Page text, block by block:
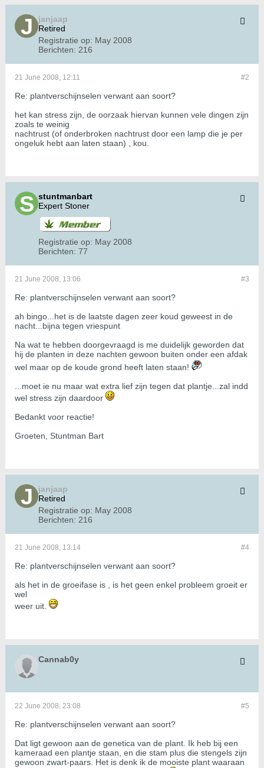
janjaap
Retired
Registratie op: May 2008
Berichten: 216
#2
21 June 2008, 12:11
Re: plantverschijnselen verwant aan soort?
het kan stress zijn, de oorzaak hiervan kunnen vele dingen zijn
zoals te weinig
nachtrust (of onderbroken nachtrust door een lamp die je per
ongeluk hebt aan laten staan) , kou.
stuntmanbart
Expert Stoner
Registratie op: May 2008
Berichten: 77
#3
21 June 2008, 13:06
Re: plantverschijnselen verwant aan soort?
ah bingo...het is de laatste dagen zeer koud geweest in de
nacht...bijna tegen vriespunt
Na wat te hebben doorgevraagd is me duidelijk geworden dat
hij de planten in deze nachten gewoon buiten onder een afdak
wel maar op de koude grond heeft laten staan!
...moet ie nu maar wat extra lief zijn tegen dat plantje...zal indd
wel stress zijn daardoor
Bedankt voor reactie!
Groeten, Stuntman Bart
janjaap
Retired
Registratie op: May 2008
Berichten: 216
#4
21 June 2008, 13:14
Re: plantverschijnselen verwant aan soort?
als het in de groeifase is , is het geen enkel probleem groeit er
wel
weer uit.
Cannab0y
#5
22 June 2008, 23:08
Re: plantverschijnselen verwant aan soort?
Dat ligt gewoon aan de genetica van de plant. Ik heb bij een
kameraad een plantje staan, en die stam plus die stengels zijn
gewoon zwart-paars. Het is denk ik de mooiste plant waaraan